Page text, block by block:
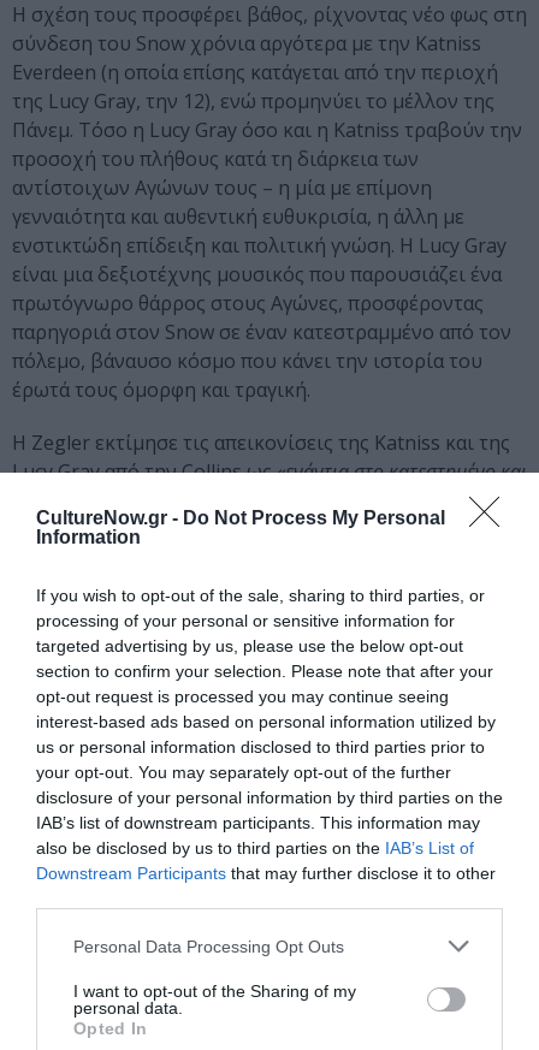
CultureNow.gr - Do Not Process My Personal
Information
If you wish to opt-out of the sale, sharing to third parties, or
processing of your personal or sensitive information for
targeted advertising by us, please use the below opt-out
section to confirm your selection. Please note that after your
opt-out request is processed you may continue seeing
interest-based ads based on personal information utilized by
us or personal information disclosed to third parties prior to
your opt-out. You may separately opt-out of the further
disclosure of your personal information by third parties on the
IAB’s list of downstream participants. This information may
also be disclosed by us to third parties on the IAB’s List of
Downstream Participants that may further disclose it to other
Personal Data Processing Opt Outs
I want to opt-out of the Sharing of my
personal data.
Opted In
Η σχέση τους προσφέρει βάθος, ρίχνοντας νέο φως στη
σύνδεση του Snow χρόνια αργότερα με την Katniss
Everdeen (η οποία επίσης κατάγεται από την περιοχή
της Lucy Gray, την 12), ενώ προμηνύει το μέλλον της
Πάνεμ. Τόσο η Lucy Gray όσο και η Katniss τραβούν την
προσοχή του πλήθους κατά τη διάρκεια των
αντίστοιχων Αγώνων τους – η μία με επίμονη
γενναιότητα και αυθεντική ευθυκρισία, η άλλη με
ενστικτώδη επίδειξη και πολιτική γνώση. Η Lucy Gray
είναι μια δεξιοτέχνης μουσικός που παρουσιάζει ένα
πρωτόγνωρο θάρρος στους Αγώνες, προσφέροντας
παρηγοριά στον Snow σε έναν κατεστραμμένο από τον
πόλεμο, βάναυσο κόσμο που κάνει την ιστορία του
έρωτά τους όμορφη και τραγική.
H Zegler εκτίμησε τις απεικονίσεις της Katniss και της
Lucy Gray από την Collins ως«ενάντια στο κατεστημένο και
αντικυβερνητικές φιγούρες, που πάντα υπερασπίζονται το
σωστό χωρίς γλυκύτητα ή ακόμη και εγκαρδιότητα» , εξηγεί
να διαβάζω για την Katniss ήταν απίστευτο και είμαι τόσο
ευγνώμων στη Σούζαν Κόλινς για αυτό και πολλά άλλα.»
TRIVIA
Τα εικονικά και συμβολικά πουλιά, τα
Mockingjays είναι ένα υβρίδιο των Jabberjays και
Mockingbirds. Ο Snow μισεί τα Mockingjays και
δεκαετίες αργότερα τα αυτά έγιναν σύμβολο της
επανάστασης που καταστρέφει τον Snow.
Κατά τη διάρκεια μιας σημαντικής σκηνής δράσης,
ο νεαρός Snow βλέπει ένα τόξο και βέλη –το όπλο
της επιλογής της Katniss – που τον νευριάζει και
δίνει μια ματιά στη μελλοντική δυναμική τους.
SNAKES (BOSS) που είδαμε στις προηγούμενες
ταινίες της εποχής Katniss: Snow, Tigris.